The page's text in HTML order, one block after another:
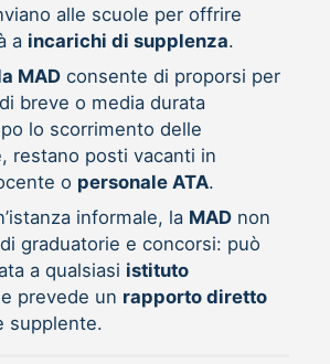
alle scuole per offrire
a incarichi di supplenza.
MADconsente di proporsi per
breve o media durata
lo scorrimento delle
restano posti vacanti in
o personale ATA.
informale, la MADnon
graduatorie e concorsi: può
a qualsiasi istituto
prevede un rapporto diretto
supplente.